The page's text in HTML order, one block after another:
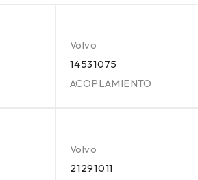
Volvo
14531075
ACOPLAMIENTO
Volvo
21291011